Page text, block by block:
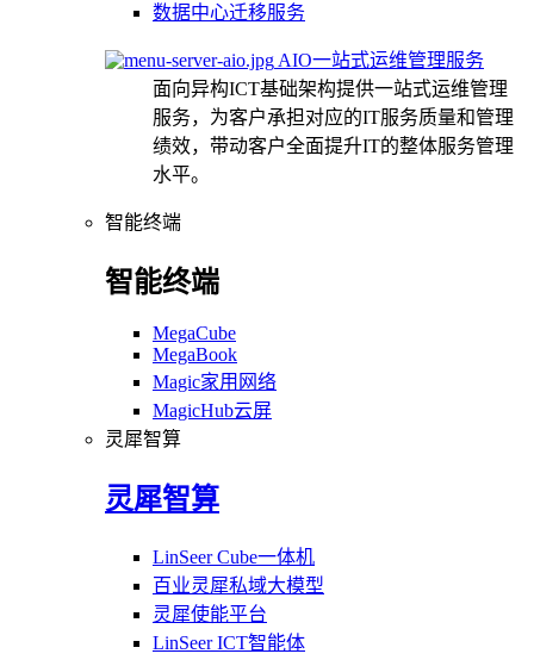
数据中心迁移服务
AIO一站式运维管理服务
面向异构ICT基础架构提供一站式运维管理
服务，为客户承担对应的IT服务质量和管理
绩效，带动客户全面提升IT的整体服务管理
水平。
智能终端
智能终端
MegaCube
MegaBook
Magic家用网络
MagicHub云屏
灵犀智算
灵犀智算
LinSeer Cube一体机
百业灵犀私域大模型
灵犀使能平台
LinSeer ICT智能体